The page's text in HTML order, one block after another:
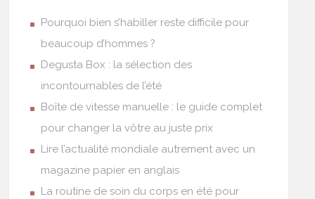
Pourquoi bien s’habiller reste difficile pour
beaucoup d’hommes ?
Degusta Box : la sélection des
incontournables de l’été
Boîte de vitesse manuelle : le guide complet
pour changer la vôtre au juste prix
Lire l’actualité mondiale autrement avec un
magazine papier en anglais
La routine de soin du corps en été pour